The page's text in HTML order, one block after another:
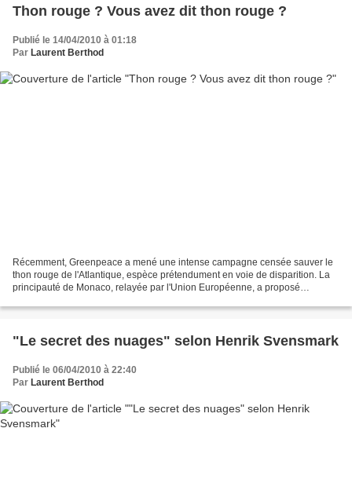
Thon rouge ? Vous avez dit thon rouge ?
Publié le 14/04/2010 à 01:18
Par Laurent Berthod
Récemment, Greenpeace a mené une intense campagne censée sauver le
thon rouge de l'Atlantique, espèce prétendument en voie de disparition. La
principauté de Monaco, relayée par l'Union Européenne, a proposé
"Le secret des nuages" selon Henrik Svensmark
Publié le 06/04/2010 à 22:40
Par Laurent Berthod